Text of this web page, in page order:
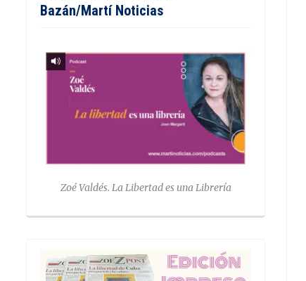
Bazán/Martí Noticias
Zoé Valdés. La Libertad es una Librería